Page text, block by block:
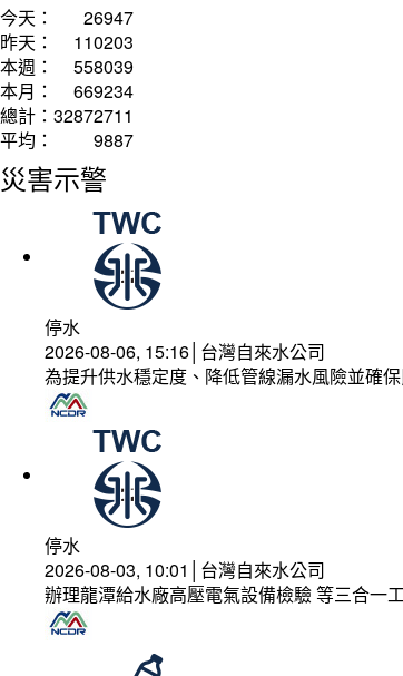
今天：
26947
昨天：
110203
本週：
558039
本月：
669234
總計： 32872711
平均：
9887
災害示警
停水
2026-08-06, 15:16│台灣自來水公司
為提升供水穩定度、降低管線漏水風險並確
停水
2026-08-03, 10:01│台灣自來水公司
辦理龍潭給水廠高壓電氣設備檢驗 等三合一